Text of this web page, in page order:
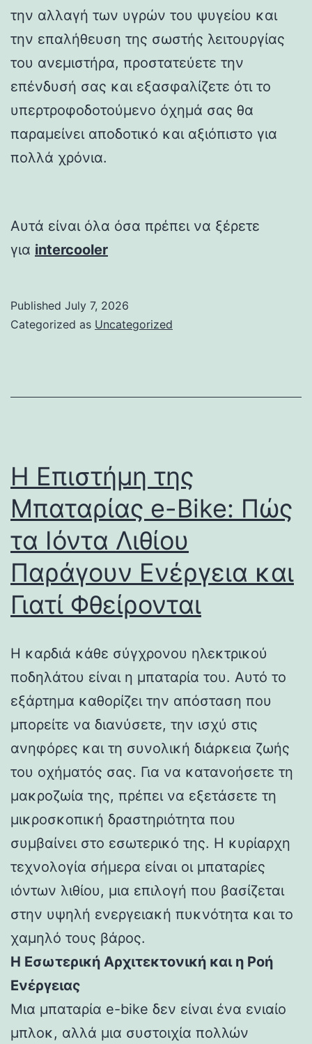
την αλλαγή των υγρών του ψυγείου και
την επαλήθευση της σωστής λειτουργίας
του ανεμιστήρα, προστατεύετε την
επένδυσή σας και εξασφαλίζετε ότι το
υπερτροφοδοτούμενο όχημά σας θα
παραμείνει αποδοτικό και αξιόπιστο για
πολλά χρόνια.
Αυτά είναι όλα όσα πρέπει να ξέρετε
για intercooler
Published July 7, 2026
Categorized as Uncategorized
Η Επιστήμη της
Μπαταρίας e-Bike: Πώς
τα Ιόντα Λιθίου
Παράγουν Ενέργεια και
Γιατί Φθείρονται
Η καρδιά κάθε σύγχρονου ηλεκτρικού
ποδηλάτου είναι η μπαταρία του. Αυτό το
εξάρτημα καθορίζει την απόσταση που
μπορείτε να διανύσετε, την ισχύ στις
ανηφόρες και τη συνολική διάρκεια ζωής
του οχήματός σας. Για να κατανοήσετε τη
μακροζωία της, πρέπει να εξετάσετε τη
μικροσκοπική δραστηριότητα που
συμβαίνει στο εσωτερικό της. Η κυρίαρχη
τεχνολογία σήμερα είναι οι μπαταρίες
ιόντων λιθίου, μια επιλογή που βασίζεται
στην υψηλή ενεργειακή πυκνότητα και το
χαμηλό τους βάρος.
Η Εσωτερική Αρχιτεκτονική και η Ροή
Ενέργειας
Μια μπαταρία e-bike δεν είναι ένα ενιαίο
μπλοκ, αλλά μια συστοιχία πολλών